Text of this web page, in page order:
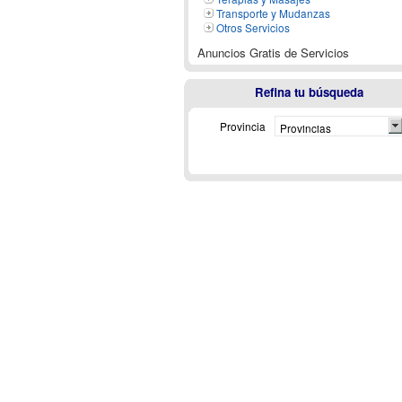
Transporte y Mudanzas
Otros Servicios
Anuncios Gratis de Servicios
Refina tu búsqueda
Provincia Provincias